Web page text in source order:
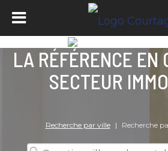
LA RÉFÉRENCE EN
SECTEUR
Recherche par ville | Recherche